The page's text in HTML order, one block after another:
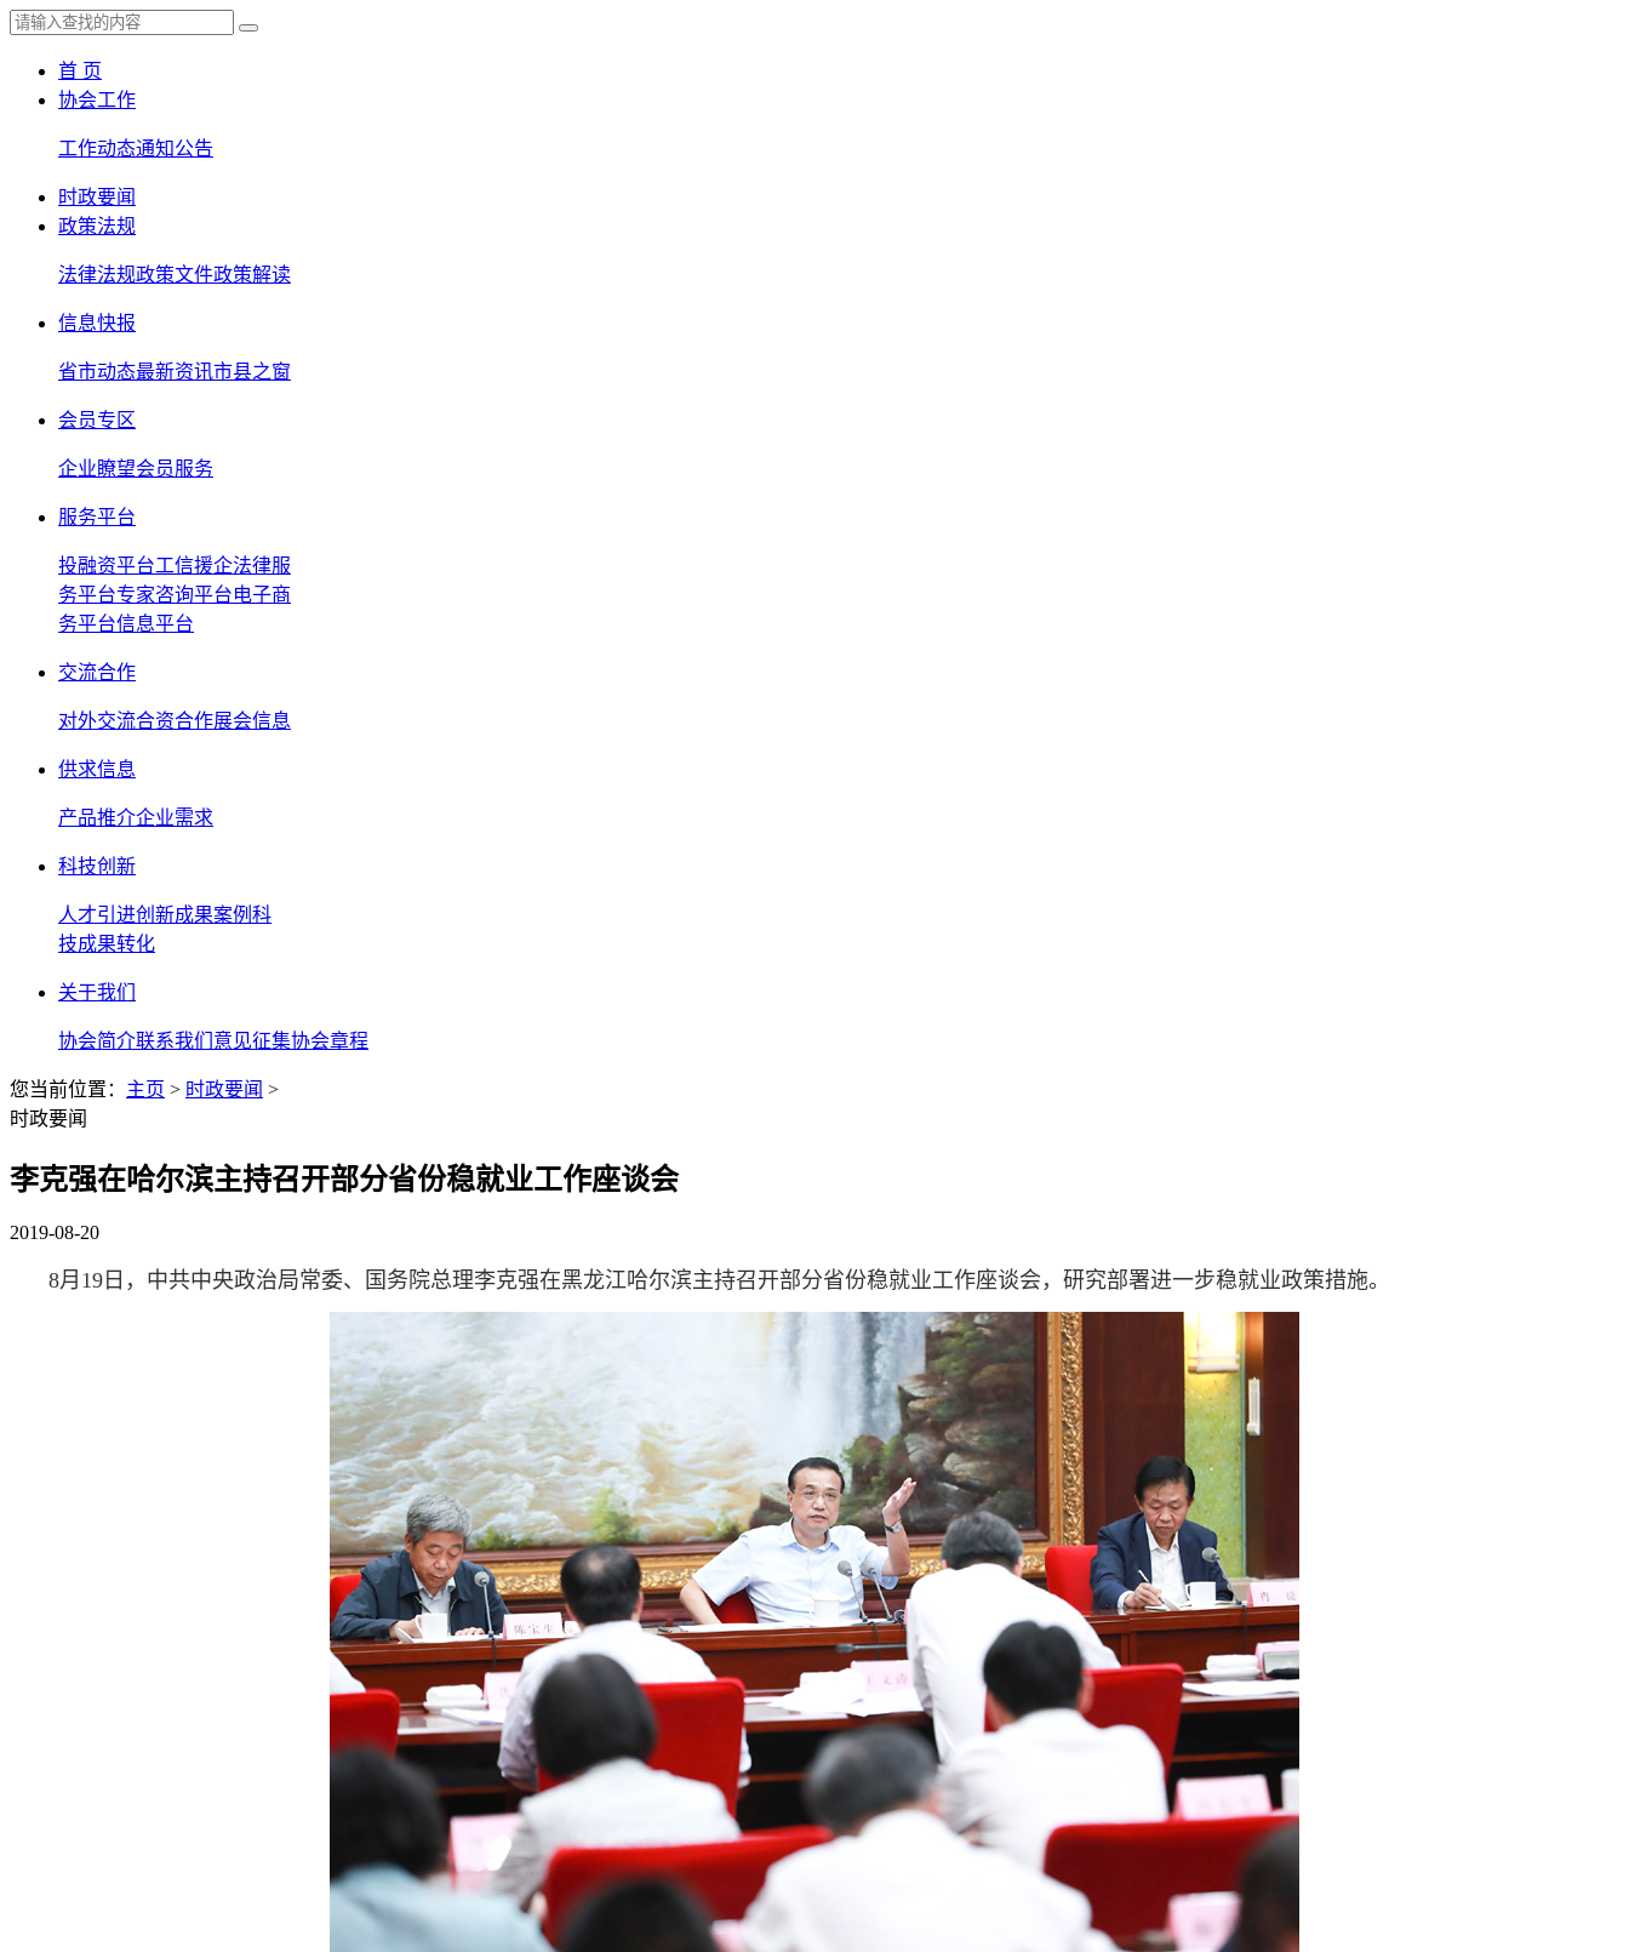
首 页
协会工作
工作动态通知公告
时政要闻
政策法规
法律法规政策文件政策解读
信息快报
省市动态最新资讯市县之窗
会员专区
企业瞭望会员服务
服务平台
投融资平台工信援企法律服
务平台专家咨询平台电子商
务平台信息平台
交流合作
对外交流合资合作展会信息
供求信息
产品推介企业需求
科技创新
人才引进创新成果案例 科
技成果转化
关于我们
协会简介联系我们 意见征集协会章程
您当前位置： 主页 > 时政要闻 >
时政要闻
李克强在哈尔滨主持召开部分省份稳就业工作座谈会
2019-08-20
8月19日，中共中央政治局常委、国务院总理李克强在黑龙江哈尔滨主持召开部分省份稳就业工作座谈会，研究部署进一步稳就业政策措施。